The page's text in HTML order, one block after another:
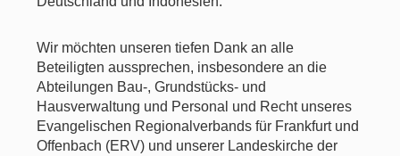
Wir möchten unseren tiefen Dank an alle
Beteiligten aussprechen, insbesondere an die
Abteilungen Bau-, Grundstücks- und
Hausverwaltung und Personal und Recht unseres
Evangelischen Regionalverbands für Frankfurt und
Offenbach (ERV) und unserer Landeskirche der